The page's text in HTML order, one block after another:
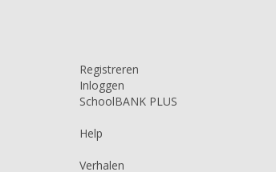
Registreren
Inloggen
SchoolBANK PLUS
Help
Verhalen